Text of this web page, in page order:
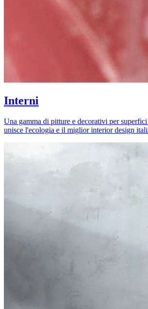
Interni
Una gamma di pitture e decorativi per
unisce l'ecologia e il miglior interior design